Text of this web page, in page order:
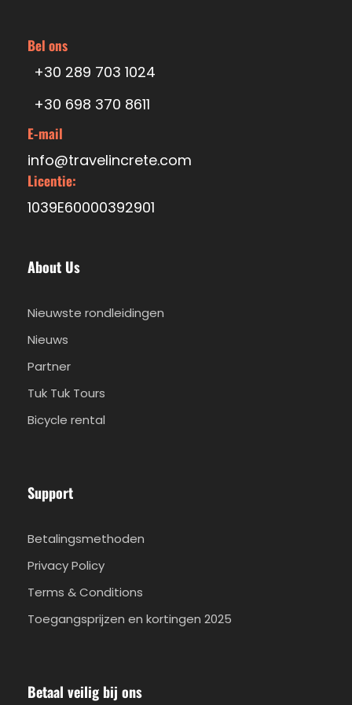
Foto's
Bel ons
+30 289 703 1024
+30 698 370 8611
E-mail
info@travelincrete.com
Licentie:
1039E60000392901
About Us
Nieuwste rondleidingen
Nieuws
Partner
Tuk Tuk Tours
Bicycle rental
Support
Betalingsmethoden
Privacy Policy
Terms & Conditions
Toegangsprijzen en kortingen 2025
Betaal veilig bij ons